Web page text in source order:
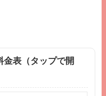
金表（タップで開